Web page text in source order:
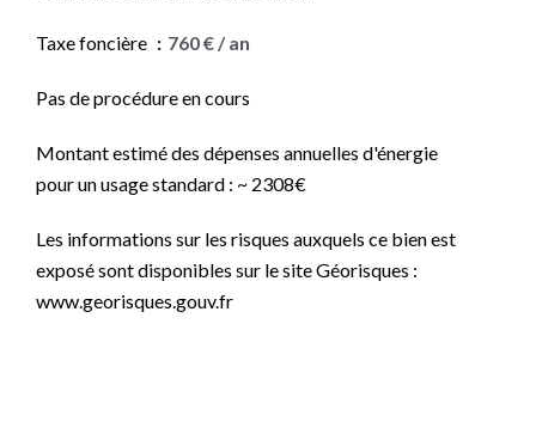
Taxe foncière 760 € / an
Pas de procédure en cours
Montant estimé des dépenses annuelles d'énergie
pour un usage standard : ~ 2308€
Les informations sur les risques auxquels ce bien est
exposé sont disponibles sur le site Géorisques :
www.georisques.gouv.fr